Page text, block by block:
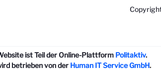
ist Teil der Online-Plattform Politaktiv.
betrieben von der Human IT Service GmbH.